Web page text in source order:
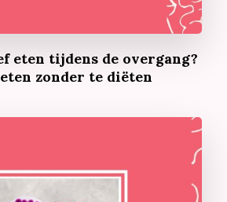
eten tijdens de overgang?
zonder te diëten